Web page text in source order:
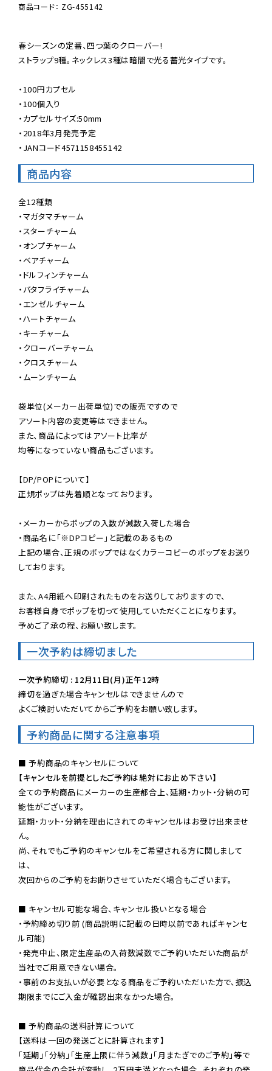
商品コード： ZG-455142
春シーズンの定番、四つ葉のクローバー!
ストラップ9種。ネックレス3種は暗闇で光る蓄光タイプです。
・100円カプセル
・100個入り
・カプセルサイズ:50mm
・2018年3月発売予定
・JANコード4571158455142
商品内容
全12種類
・マガタマチャーム
・スターチャーム
・オンプチャーム
・ベアチャーム
・ドルフィンチャーム
・バタフライチャーム
・エンゼルチャーム
・ハートチャーム
・キーチャーム
・クローバーチャーム
・クロスチャーム
・ムーンチャーム
袋単位(メーカー出荷単位)での販売ですので
アソート内容の変更等はできません。
また、商品によってはアソート比率が
均等になっていない商品もございます。
【DP/POPについて】
正規ポップは先着順となっております。
・メーカーからポップの入数が減数入荷した場合
・商品名に「※DPコピー」と記載のあるもの
上記の場合、正規のポップではなくカラーコピーのポップをお送り
しております。
また、A4用紙へ印刷されたものをお送りしておりますので、
お客様自身でポップを切って使用していただくことになります。
予めご了承の程、お願い致します。
一次予約は締切ました
一次予約締切 : 12月11日(月)正午12時
締切を過ぎた場合キャンセルはできませんので
よくご検討いただいてからご予約をお願い致します。
予約商品に関する注意事項
【キャンセルを前提としたご予約は絶対にお止め下さい】
全ての予約商品にメーカーの生産都合上、延期・カット・分納の可
能性がございます。
延期・カット・分納を理由にされてのキャンセルはお受け出来ませ
ん。
尚、それでもご予約のキャンセルをご希望される方に関しまして
は、
次回からのご予約をお断りさせていただく場合もございます。
■ キャンセル可能な場合、キャンセル扱いとなる場合
・予約締め切り前 (商品説明に記載の日時以前であればキャンセ
ル可能)
・発売中止、限定生産品の入荷数減数でご予約いただいた商品が
当社でご用意できない場合。
・事前のお支払いが必要となる商品をご予約いただいた方で、振込
期限までにご入金が確認出来なかった場合。
■ 予約商品の送料計算について
【送料は一回の発送ごとに計算されます】
「延期」「分納」「生産上限に伴う減数」「月またぎでのご予約」等で